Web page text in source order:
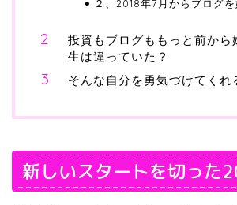
２、2018年7月からブログ
投資もブログももっと前から
生は違っていた？
そんな自分を勇気づけてくれ
新しいスタートを切った